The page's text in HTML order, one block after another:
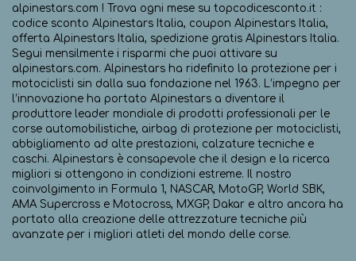
alpinestars.com ! Trova ogni mese su topcodicesconto.it :
codice sconto Alpinestars Italia, coupon Alpinestars Italia,
offerta Alpinestars Italia, spedizione gratis Alpinestars Italia.
Segui mensilmente i risparmi che puoi attivare su
alpinestars.com. Alpinestars ha ridefinito la protezione per i
motociclisti sin dalla sua fondazione nel 1963. L’impegno per
l’innovazione ha portato Alpinestars a diventare il
produttore leader mondiale di prodotti professionali per le
corse automobilistiche, airbag di protezione per motociclisti,
abbigliamento ad alte prestazioni, calzature tecniche e
caschi. Alpinestars è consapevole che il design e la ricerca
migliori si ottengono in condizioni estreme. Il nostro
coinvolgimento in Formula 1, NASCAR, MotoGP, World SBK,
AMA Supercross e Motocross, MXGP, Dakar e altro ancora ha
portato alla creazione delle attrezzature tecniche più
avanzate per i migliori atleti del mondo delle corse.